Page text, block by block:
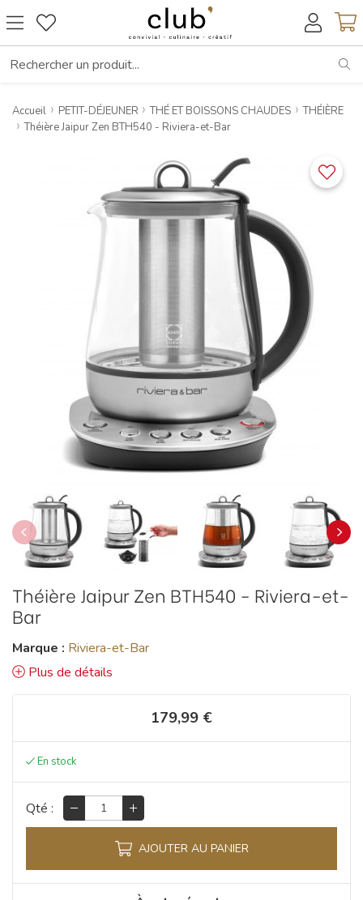
Accueil PETIT-DÉJEUNER THÉ ET BOISSONS CHAUDES
THÉIÈRE
Théière Jaipur Zen BTH540 - Riviera-et-Bar
Théière Jaipur Zen BTH540 - Riviera-et-
Bar
Marque : Riviera-et-Bar
Plus de détails
179,99 €
Qté :
AJOUTER AU PANIER